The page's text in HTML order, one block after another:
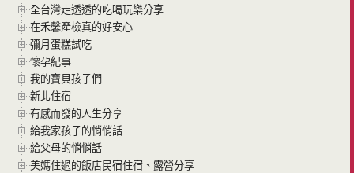
全台灣走透透的吃喝玩樂分享
在禾馨產檢真的好安心
彌月蛋糕試吃
懷孕紀事
我的寶貝孩子們
新北住宿
有感而發的人生分享
給我家孩子的悄悄話
給父母的悄悄話
美媽住過的飯店民宿住宿、露營分享